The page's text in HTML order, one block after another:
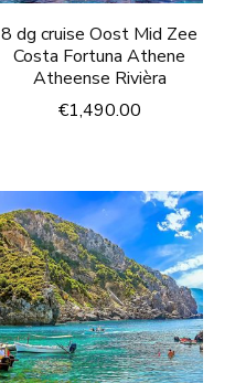
8 dg cruise Oost Mid Zee
Costa Fortuna Athene
Atheense Rivièra
€1,490.00